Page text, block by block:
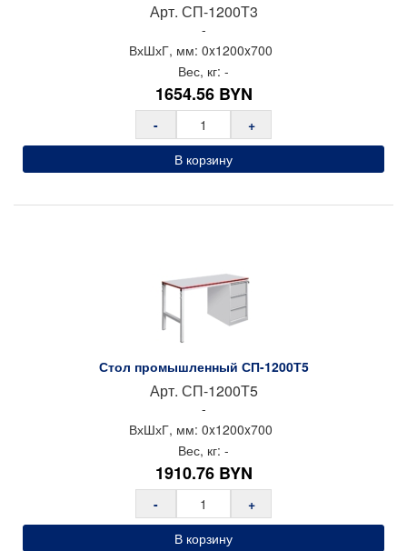
Арт. СП-1200Т3
-
ВхШхГ, мм: 0x1200x700
Вес, кг: -
1654.56 BYN
-
+
В корзину
Стол промышленный СП-1200Т5
Арт. СП-1200Т5
-
ВхШхГ, мм: 0x1200x700
Вес, кг: -
1910.76 BYN
-
+
В корзину